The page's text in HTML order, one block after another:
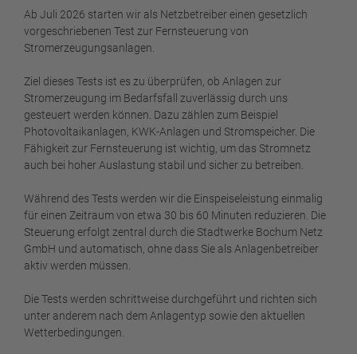
Ab Juli 2026 starten wir als Netzbetreiber einen gesetzlich
vorgeschriebenen Test zur Fernsteuerung von
Stromerzeugungsanlagen.
Ziel dieses Tests ist es zu überprüfen, ob Anlagen zur
Stromerzeugung im Bedarfsfall zuverlässig durch uns
gesteuert werden können. Dazu zählen zum Beispiel
Photovoltaikanlagen, KWK-Anlagen und Stromspeicher. Die
Fähigkeit zur Fernsteuerung ist wichtig, um das Stromnetz
auch bei hoher Auslastung stabil und sicher zu betreiben.
Während des Tests werden wir die Einspeiseleistung einmalig
für einen Zeitraum von etwa 30 bis 60 Minuten reduzieren. Die
Steuerung erfolgt zentral durch die Stadtwerke Bochum Netz
GmbH und automatisch, ohne dass Sie als Anlagenbetreiber
aktiv werden müssen.
Die Tests werden schrittweise durchgeführt und richten sich
unter anderem nach dem Anlagentyp sowie den aktuellen
Wetterbedingungen.